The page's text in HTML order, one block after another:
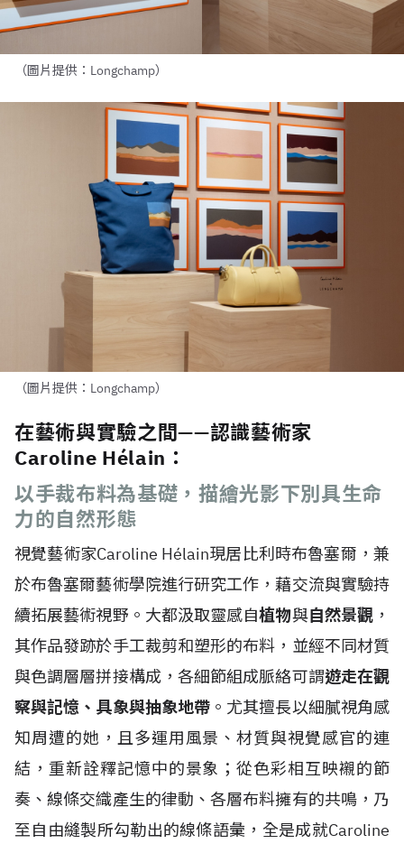
（圖片提供：Longchamp）
（圖片提供：Longchamp）
在藝術與實驗之間——認識藝術家
Caroline Hélain：
以手裁布料為基礎，描繪光影下別具生命
力的自然形態
視覺藝術家Caroline Hélain現居比利時布魯塞爾，兼
於布魯塞爾藝術學院進行研究工作，藉交流與實驗持
續拓展藝術視野。大都汲取靈感自植物與自然景觀 ，
其作品發跡於手工裁剪和塑形的布料，並經不同材質
與色調層層拼接構成，各細節組成脈絡可謂遊走在觀
察與記憶、具象與抽象地帶 。尤其擅長以細膩視角感
知周遭的她，且多運用風景、材質與視覺感官的連
結，重新詮釋記憶中的景象；從色彩相互映襯的節
奏、線條交織產生的律動、各層布料擁有的共鳴，乃
至自由縫製所勾勒出的線條語彙，全是成就Caroline